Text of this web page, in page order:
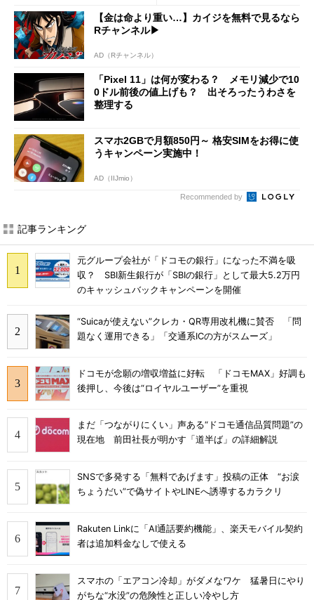
【金は命より重い…】カイジを無料で見るなら
Rチャンネル▶︎
AD（Rチャンネル）
「Pixel 11」は何が変わる？ メモリ減少で10
0ドル前後の値上げも？ 出そろったうわさを
整理する
スマホ2GBで月額850円～ 格安SIMをお得に使
うキャンペーン実施中！
AD（IIJmio）
Recommended by
記事ランキング
元グループ会社が「ドコモの銀行」になった不満を吸
収？ SBI新生銀行が「SBIの銀行」として最大5.2万円
のキャッシュバックキャンペーンを開催
“Suicaが使えない”クレカ・QR専用改札機に賛否 「問
題なく運用できる」「交通系ICの方がスムーズ」
ドコモが念願の増収増益に好転 「ドコモMAX」好調も
後押し、今後は“ロイヤルユーザー”を重視
まだ「つながりにくい」声ある“ドコモ通信品質問題”の
現在地 前田社長が明かす「道半ば」の詳細解説
SNSで多発する「無料であげます」投稿の正体 “お涙
ちょうだい”で偽サイトやLINEへ誘導するカラクリ
Rakuten Linkに「AI通話要約機能」、楽天モバイル契約
者は追加料金なしで使える
スマホの「エアコン冷却」がダメなワケ 猛暑日にやり
がちな“水没”の危険性と正しい冷やし方